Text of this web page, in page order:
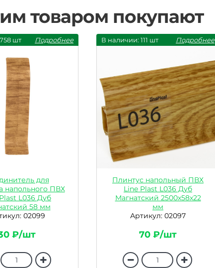
товаром покупают
шт Подробнее
для
напольного ПВХ
L036 Дуб
58 мм
02099
₽/шт
В наличии: 111 шт Подробнее
Плинтус напольный ПВХ
Line Plast L036 Дуб
Магнатский 2500х58х22
мм
Артикул: 02097
70 ₽/шт